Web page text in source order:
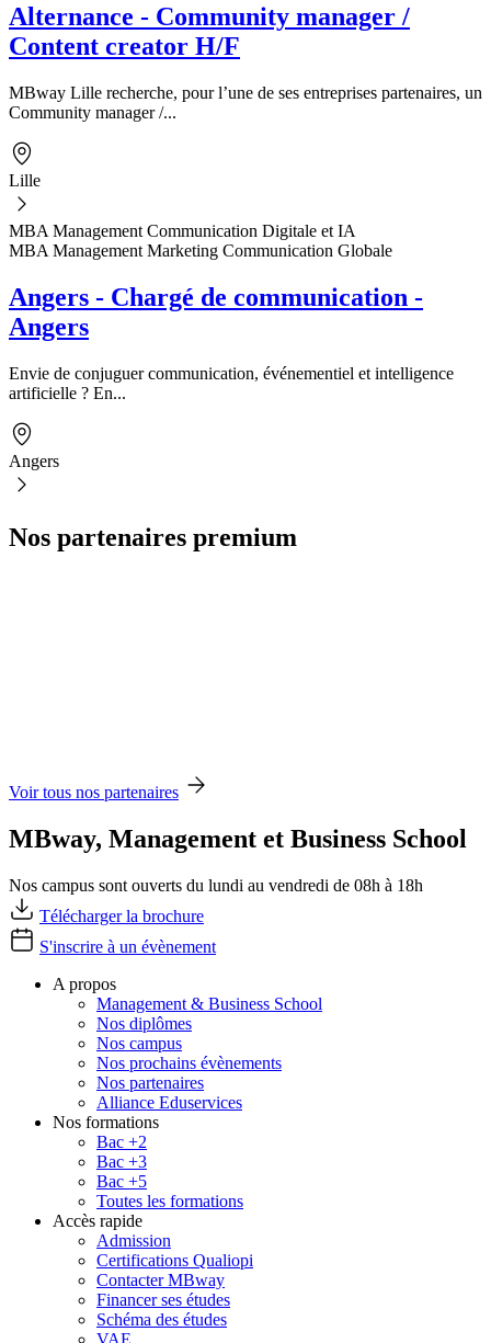
Alternance - Community manager /
Content creator H/F
MBway Lille recherche, pour l’une de ses entreprises partenaires, un
Community manager /...
Lille
MBA Management Communication Digitale et IA
MBA Management Marketing Communication Globale
Angers - Chargé de communication -
Angers
Envie de conjuguer communication, événementiel et intelligence
artificielle ? En...
Angers
Nos partenaires premium
Voir tous nos partenaires
MBway, Management et Business School
Nos campus sont ouverts du lundi au vendredi de 08h à 18h
Télécharger la brochure
S'inscrire à un évènement
A propos
Management & Business School
Nos diplômes
Nos campus
Nos prochains évènements
Nos partenaires
Alliance Eduservices
Nos formations
Bac +2
Bac +3
Bac +5
Toutes les formations
Accès rapide
Admission
Certifications Qualiopi
Contacter MBway
Financer ses études
Schéma des études